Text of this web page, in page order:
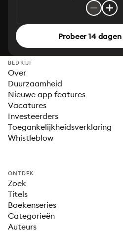
Probeer 14
BEDRIJF
Over
Duurzaamheid
Nieuwe app features
Vacatures
Investeerders
Toegankelijkheidsverklaring
Whistleblow
ONTDEK
Zoek
Titels
Boekenseries
Categorieën
Auteurs